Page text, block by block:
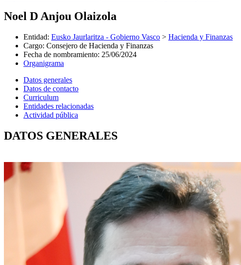
Noel D Anjou Olaizola
Entidad: Eusko Jaurlaritza - Gobierno Vasco > Hacienda y Finanzas
Cargo: Consejero de Hacienda y Finanzas
Fecha de nombramiento: 25/06/2024
Organigrama
Datos generales
Datos de contacto
Curriculum
Entidades relacionadas
Actividad pública
DATOS GENERALES